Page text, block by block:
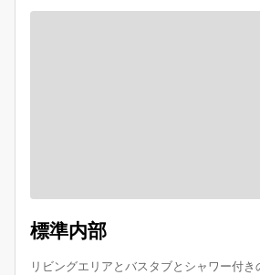
標準内部
リビングエリアとバスタブとシャワー付